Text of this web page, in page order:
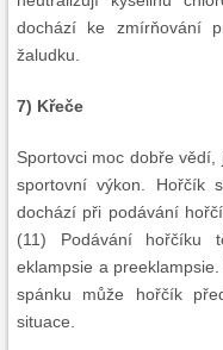
dochází ke zmírňování
žaludku.
7) Křeče
Sportovci moc dobře
sportovní výkon. Hořčík
dochází při podávání
(11) Podávání hořčíku
eklampsie a
spánku může hořčík
situace.